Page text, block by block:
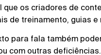
os criadores de
de treinamento, guias e
para fala também
com outras deficiências.